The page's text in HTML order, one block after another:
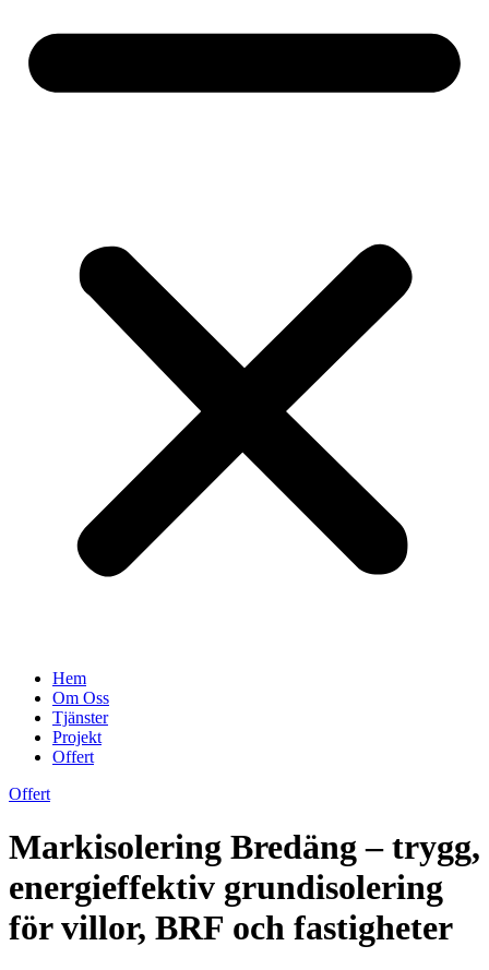
Hem
Om Oss
Tjänster
Projekt
Offert
Offert
Markisolering Bredäng – trygg,
energieffektiv grundisolering
för villor, BRF och fastigheter